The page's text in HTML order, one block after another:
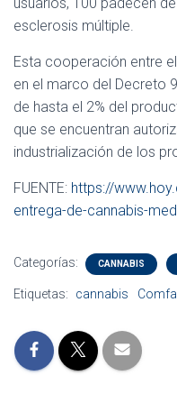
esclerosis múltiple.
Esta cooperación entre
en el marco del Decreto
de hasta el 2% del
que se encuentran
industrialización de los
FUENTE: https://
entrega-de-cannabis-
Categorías: CANNABIS
Etiquetas: cannabis